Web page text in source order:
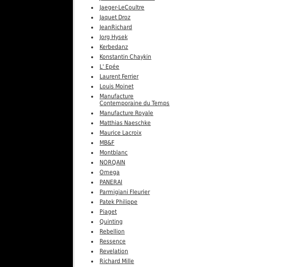
Jaeger-LeCoultre
Jaquet Droz
JeanRichard
Jorg Hysek
Kerbedanz
Konstantin Chaykin
L' Epée
Laurent Ferrier
Louis Moinet
Manufacture
Contemporaine du Temps
Manufacture Royale
Matthias Naeschke
Maurice Lacroix
MB&F
Montblanc
NORQAIN
Omega
PANERAI
Parmigiani Fleurier
Patek Philippe
Piaget
Quinting
Rebellion
Ressence
Revelation
Richard Mille